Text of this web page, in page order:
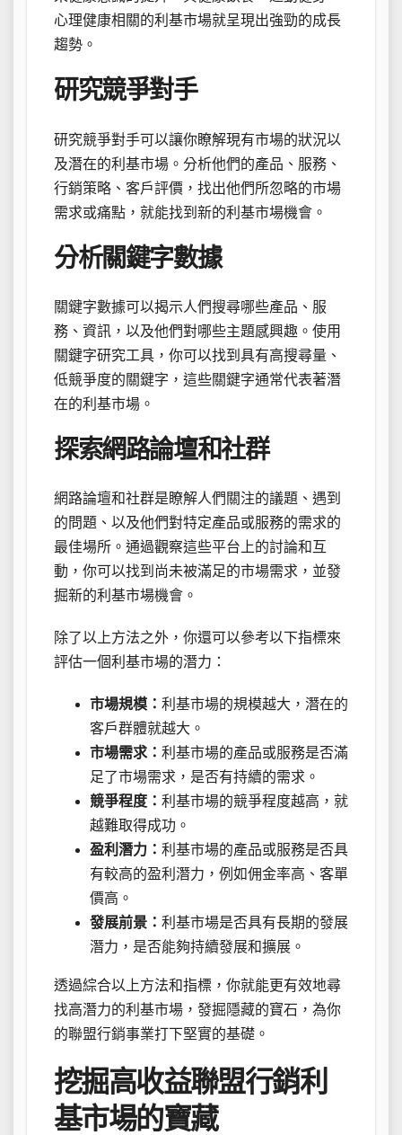
心理健康相關的利基市場就呈現出強勁的成長
趨勢。
研究競爭對手
研究競爭對手可以讓你瞭解現有市場的狀況以
及潛在的利基市場。分析他們的產品、服務、
行銷策略、客戶評價，找出他們所忽略的市場
需求或痛點，就能找到新的利基市場機會。
分析關鍵字數據
關鍵字數據可以揭示人們搜尋哪些產品、服
務、資訊，以及他們對哪些主題感興趣。使用
關鍵字研究工具，你可以找到具有高搜尋量、
低競爭度的關鍵字，這些關鍵字通常代表著潛
在的利基市場。
探索網路論壇和社群
網路論壇和社群是瞭解人們關注的議題、遇到
的問題、以及他們對特定產品或服務的需求的
最佳場所。通過觀察這些平台上的討論和互
動，你可以找到尚未被滿足的市場需求，並發
掘新的利基市場機會。
除了以上方法之外，你還可以參考以下指標來
評估一個利基市場的潛力：
市場規模： 利基市場的規模越大，潛在的
客戶群體就越大。
市場需求： 利基市場的產品或服務是否滿
足了市場需求，是否有持續的需求。
競爭程度： 利基市場的競爭程度越高，就
越難取得成功。
盈利潛力： 利基市場的產品或服務是否具
有較高的盈利潛力，例如佣金率高、客單
價高。
發展前景： 利基市場是否具有長期的發展
潛力，是否能夠持續發展和擴展。
透過綜合以上方法和指標，你就能更有效地尋
找高潛力的利基市場，發掘隱藏的寶石，為你
的聯盟行銷事業打下堅實的基礎。
挖掘高收益聯盟行銷利
基市場的寶藏